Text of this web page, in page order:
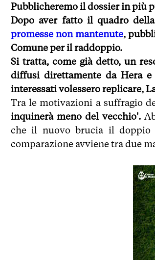
Pubblicheremo il dossier in più
Dopo aver fatto il quadro della
promesse non mantenute,
Comune per il raddoppio.
Si tratta, come già detto, un
diffusi direttamente da Hera
interessati volessero replicare,
Tra le motivazioni a suffragio
inquinerà meno del vecchio'.
che il nuovo brucia il doppio
comparazione avviene tra due